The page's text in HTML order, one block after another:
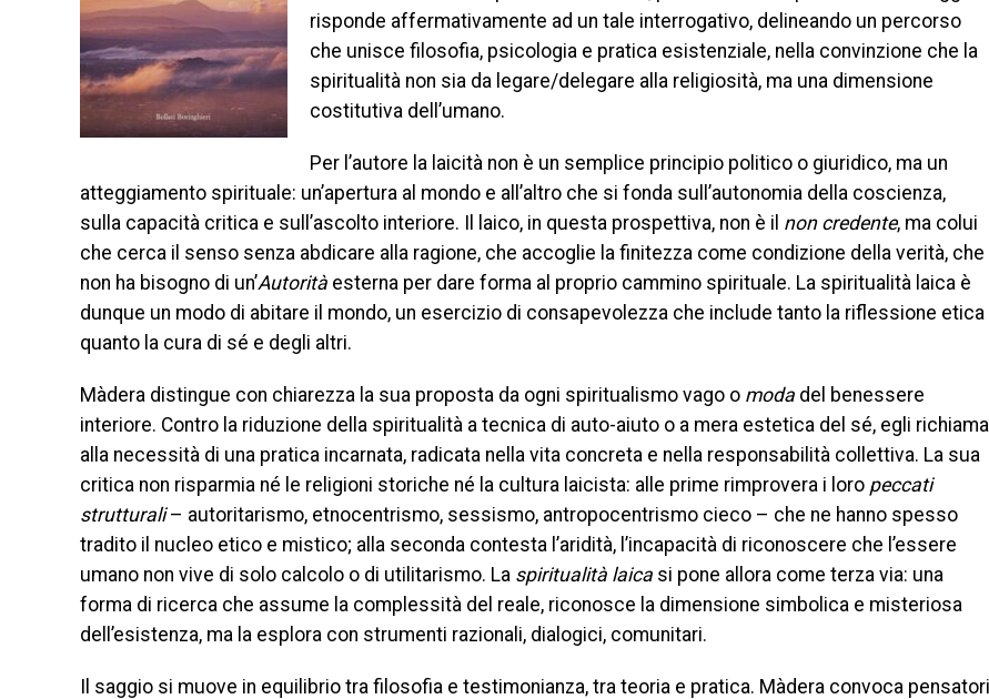
risponde affermativamente ad un tale interrogativo, delineando un percorso
che unisce filosofia, psicologia e pratica esistenziale, nella convinzione che la
spiritualità non sia da legare/delegare alla religiosità, ma una dimensione
costitutiva dell’umano.
Per l’autore la laicità non è un semplice principio politico o giuridico, ma un
atteggiamento spirituale: un’apertura al mondo e all’altro che si fonda sull’autonomia della coscienza,
sulla capacità critica e sull’ascolto interiore. Il laico, in questa prospettiva, non è il non credente, ma colui
che cerca il senso senza abdicare alla ragione, che accoglie la finitezza come condizione della verità, che
non ha bisogno di un’Autorità esterna per dare forma al proprio cammino spirituale. La spiritualità laica è
dunque un modo di abitare il mondo, un esercizio di consapevolezza che include tanto la riflessione etica
quanto la cura di sé e degli altri.
Màdera distingue con chiarezza la sua proposta da ogni spiritualismo vago o moda del benessere
interiore. Contro la riduzione della spiritualità a tecnica di auto-aiuto o a mera estetica del sé, egli richiama
alla necessità di una pratica incarnata, radicata nella vita concreta e nella responsabilità collettiva. La sua
critica non risparmia né le religioni storiche né la cultura laicista: alle prime rimprovera i loro peccati
strutturali– autoritarismo, etnocentrismo, sessismo, antropocentrismo cieco – che ne hanno spesso
tradito il nucleo etico e mistico; alla seconda contesta l’aridità, l’incapacità di riconoscere che l’essere
umano non vive di solo calcolo o di utilitarismo. La spiritualità laica si pone allora come terza via: una
forma di ricerca che assume la complessità del reale, riconosce la dimensione simbolica e misteriosa
dell’esistenza, ma la esplora con strumenti razionali, dialogici, comunitari.
Il saggio si muove in equilibrio tra filosofia e testimonianza, tra teoria e pratica. Màdera convoca pensatori